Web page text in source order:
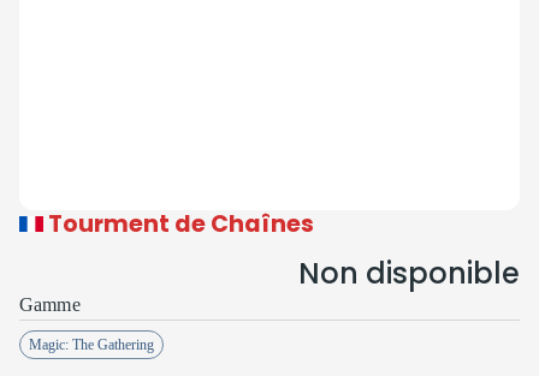
Tourment de Chaînes
Gamme
Magic: The Gathering
Non disponible